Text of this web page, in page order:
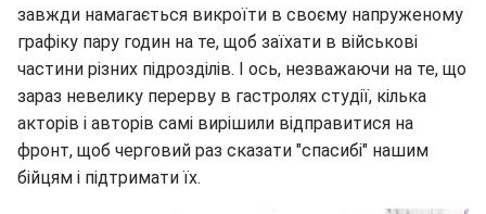
завжди намагається викроїти в своєму напруженому
графіку пару годин на те, щоб заїхати в військові
частини різних підрозділів. І ось, незважаючи на те, що
зараз невелику перерву в гастролях студії, кілька
акторів і авторів самі вирішили відправитися на
фронт, щоб черговий раз сказати "спасибі" нашим
бійцям і підтримати їх.